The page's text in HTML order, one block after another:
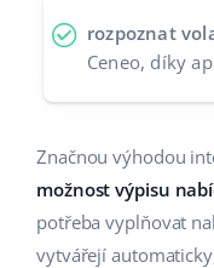
rozpoznat
Ceneo, díky
Značnou výhodou
možnost výpisu
potřeba vyplňovat
vytvářejí